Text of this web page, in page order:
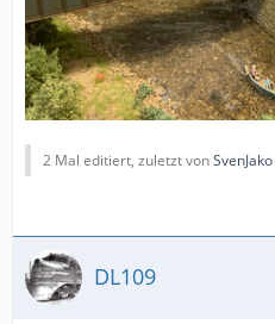
2 Mal editiert, zuletzt vonSvenJako
DL109